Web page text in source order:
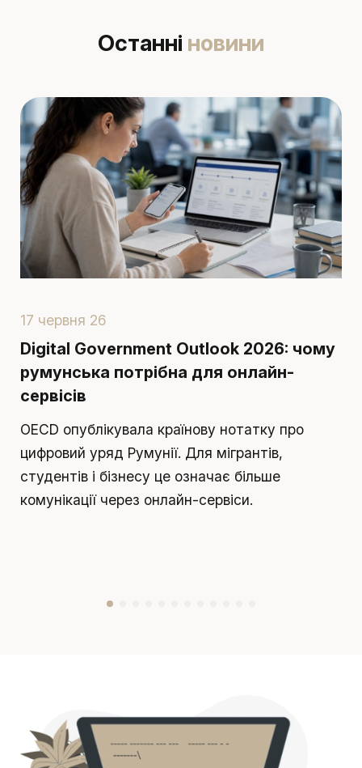
Останні новини
17 червня 26
Digital Government Outlook 2026: чому
румунська потрібна для онлайн-
сервісів
OECD опублікувала країнову нотатку про
цифровий уряд Румунії. Для мігрантів,
студентів і бізнесу це означає більше
комунікації через онлайн-сервіси.